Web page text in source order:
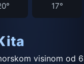
17°
visinom od